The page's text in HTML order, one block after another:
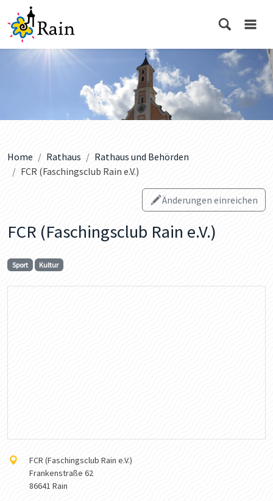
Home Rathaus
Rathaus und Behörden
FCR (Faschingsclub Rain e.V.)
Änderungen einreichen
FCR (Faschingsclub Rain e.V.)
Sport Kultur
FCR (Faschingsclub Rain e.V.)
Frankenstraße 62
86641 Rain